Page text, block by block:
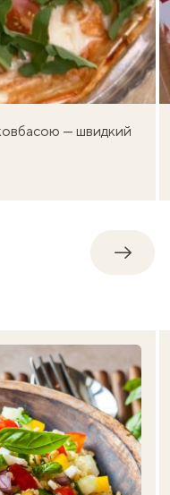
— швидкий